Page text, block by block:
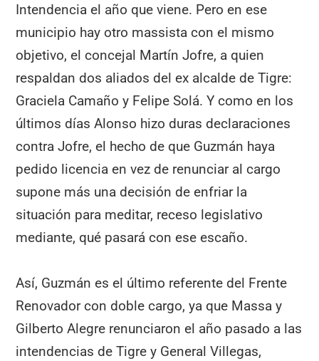
Intendencia el año que viene. Pero en ese
municipio hay otro massista con el mismo
objetivo, el concejal Martín Jofre, a quien
respaldan dos aliados del ex alcalde de Tigre:
Graciela Camaño y Felipe Solá. Y como en los
últimos días Alonso hizo duras declaraciones
contra Jofre, el hecho de que Guzmán haya
pedido licencia en vez de renunciar al cargo
supone más una decisión de enfriar la
situación para meditar, receso legislativo
mediante, qué pasará con ese escaño.
Así, Guzmán es el último referente del Frente
Renovador con doble cargo, ya que Massa y
Gilberto Alegre renunciaron el año pasado a las
intendencias de Tigre y General Villegas,